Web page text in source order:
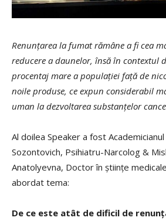
Renunțarea la fumat rămâne a fi cea
reducere a daunelor, însă în contextul
procentaj mare a populației față de
noile produse, ce expun considerabil
uman la dezvoltarea substanțelor
Al doilea Speaker a fost
Sozontovich, Psihiatru-Narcolog &
Anatolyevna, Doctor în științe
abordat tema:
De ce este atât de dificil de